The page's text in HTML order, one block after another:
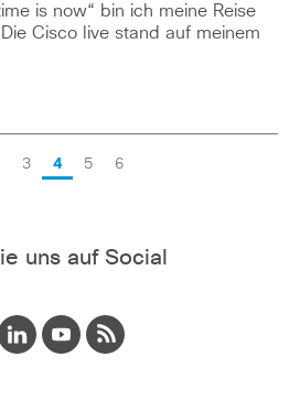
is now“ bin ich meine Reise
Cisco live stand auf meinem
3 4 5 6
uns auf Social